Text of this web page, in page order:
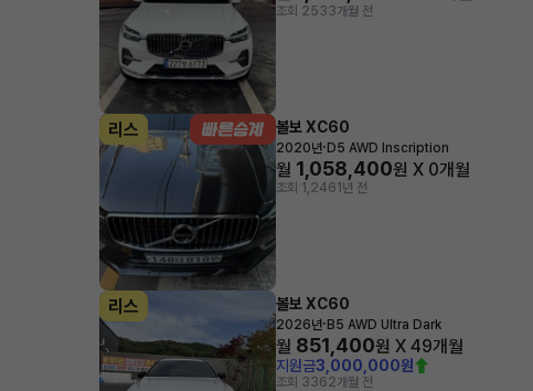
조회 2533개월 전
리스 볼보 XC60
2020년· D5 AWD Inscription
월 1,058,400원 X 0개월
조회 1,2461년 전
리스 볼보 XC60
2026년· B5 AWD Ultra Dark
월 851,400원 X 49개월
지원금3,000,000원
조회 3362개월 전